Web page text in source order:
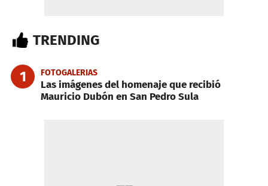
TRENDING
1 FOTOGALERIAS
Las imágenes del homenaje que recibió
Mauricio Dubón en San Pedro Sula